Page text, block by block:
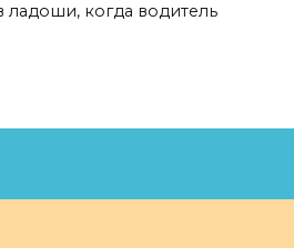
когда водитель